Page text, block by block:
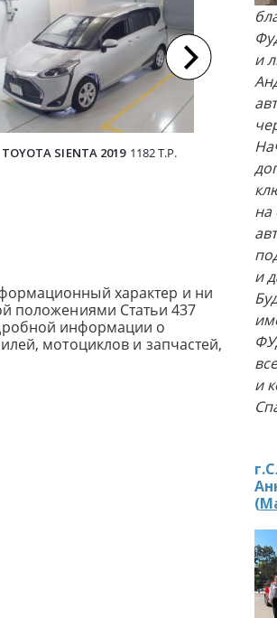
TOYOTA SIENTA 2019 1182 Т.Р. TOYOTA
характер и ни
положениями Статьи 437
информации о
мотоциклов и запчастей,
и
на
и
и
(